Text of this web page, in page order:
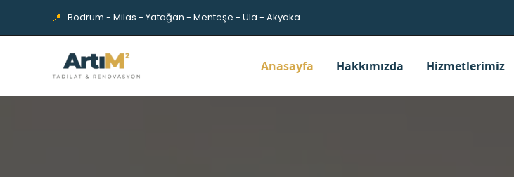
atla
📍 Bodrum - Milas - Yatağan - Menteşe - Ula - Akyaka
Anasayfa Hakkımızda Hizmetlerimiz